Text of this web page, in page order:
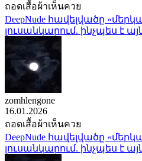
ถอดเสื้อผ้าเห็นควย
DeepNude հավելվածը
լուսանկարում. ինչպես է
zomhlengone
16.01.2026
ถอดเสื้อผ้าเห็นควย
DeepNude հավելվածը
լուսանկարում. ինչպես է